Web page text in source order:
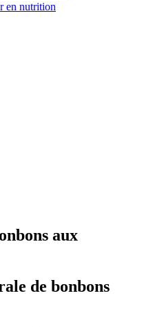
en nutrition
aux
de bonbons